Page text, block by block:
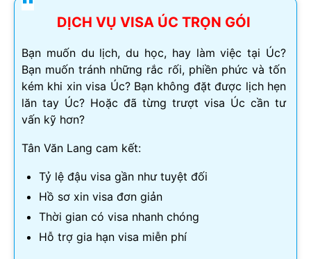
DỊCH VỤ VISA ÚC TRỌN GÓI
Bạn muốn du lịch, du học, hay làm việc tại Úc?
Bạn muốn tránh những rắc rối, phiền phức và tốn
kém khi xin visa Úc? Bạn không đặt được lịch hẹn
lăn tay Úc? Hoặc đã từng trượt visa Úc cần tư
vấn kỹ hơn?
Tân Văn Lang cam kết:
Tỷ lệ đậu visa gần như tuyệt đối
Hồ sơ xin visa đơn giản
Thời gian có visa nhanh chóng
Hỗ trợ gia hạn visa miễn phí